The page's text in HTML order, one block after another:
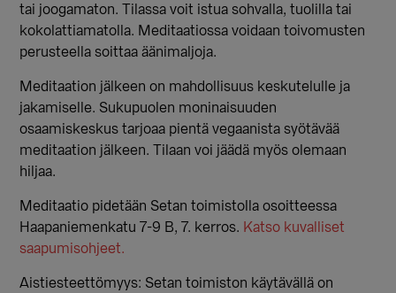
tai joogamaton. Tilassa voit istua sohvalla, tuolilla tai
kokolattiamatolla. Meditaatiossa voidaan toivomusten
perusteella soittaa äänimaljoja.
Meditaation jälkeen on mahdollisuus keskutelulle ja
jakamiselle. Sukupuolen moninaisuuden
osaamiskeskus tarjoaa pientä vegaanista syötävää
meditaation jälkeen. Tilaan voi jäädä myös olemaan
hiljaa.
Meditaatio pidetään Setan toimistolla osoitteessa
Haapaniemenkatu 7-9 B, 7. kerros. Katso kuvalliset
saapumisohjeet.
Aistiesteettömyys: Setan toimiston käytävällä on